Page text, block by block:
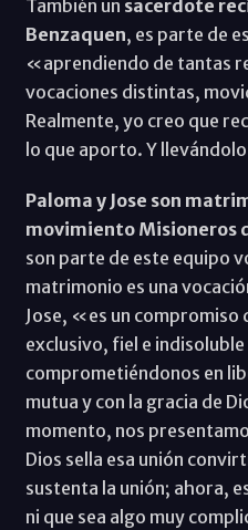
También un sacerdote
Benzaquen, es parte de
«aprendiendo de tantas
vocaciones distintas,
Realmente, yo creo que
lo que aporto. Y
Paloma y Jose son
movimiento Misioneros
son parte de este equipo
matrimonio es una
Jose, «es un compromiso
exclusivo, fiel e
comprometiéndonos en
mutua y con la gracia de
momento, nos
Dios sella esa unión
sustenta la unión; ahora,
ni que sea algo muy